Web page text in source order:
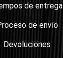
de entrega
de envío
Devoluciones